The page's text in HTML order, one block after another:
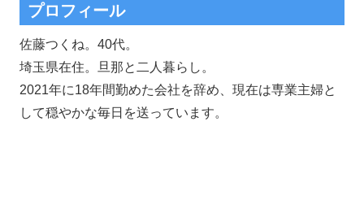
プロフィール
佐藤つくね。40代。
埼玉県在住。旦那と二人暮らし。
2021年に18年間勤めた会社を辞め、現在は専業主婦と
して穏やかな毎日を送っています。